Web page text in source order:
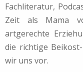
Fachliteratur,
Zeit als Mama
artgerechte
die richtige
wir uns vor.